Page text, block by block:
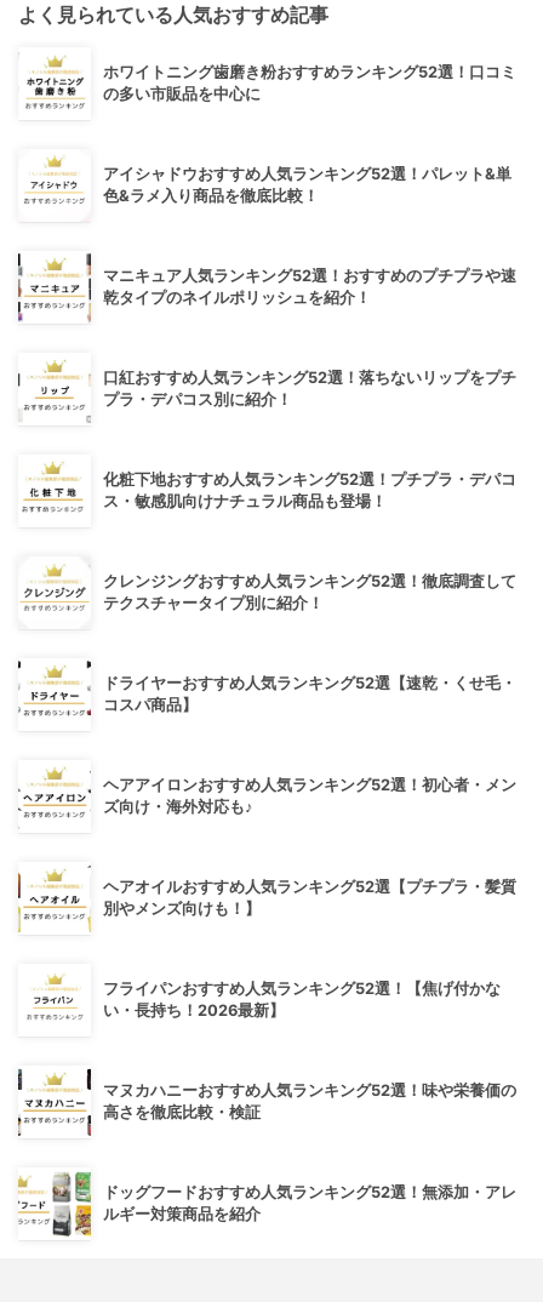
よく見られている人気おすすめ記事
ホワイトニング歯磨き粉おすすめランキング52選！口コミ
の多い市販品を中心に
アイシャドウおすすめ人気ランキング52選！パレット&単
色&ラメ入り商品を徹底比較！
マニキュア人気ランキング52選！おすすめのプチプラや速
乾タイプのネイルポリッシュを紹介！
口紅おすすめ人気ランキング52選！落ちないリップをプチ
プラ・デパコス別に紹介！
化粧下地おすすめ人気ランキング52選！プチプラ・デパコ
ス・敏感肌向けナチュラル商品も登場！
クレンジングおすすめ人気ランキング52選！徹底調査して
テクスチャータイプ別に紹介！
ドライヤーおすすめ人気ランキング52選【速乾・くせ毛・
コスパ商品】
ヘアアイロンおすすめ人気ランキング52選！初心者・メン
ズ向け・海外対応も♪
ヘアオイルおすすめ人気ランキング52選【プチプラ・髪質
別やメンズ向けも！】
フライパンおすすめ人気ランキング52選！【焦げ付かな
い・長持ち！2026最新】
マヌカハニーおすすめ人気ランキング52選！味や栄養価の
高さを徹底比較・検証
ドッグフードおすすめ人気ランキング52選！無添加・アレ
ルギー対策商品を紹介